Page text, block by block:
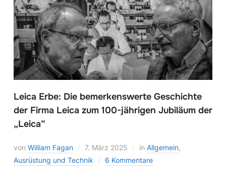
Leica Erbe: Die bemerkenswerte Geschichte
der Firma Leica zum 100-jährigen Jubiläum der
„Leica“
von William Fagan 7. März 2025 in Allgemein,
Ausrüstung und Technik
6 Kommentare